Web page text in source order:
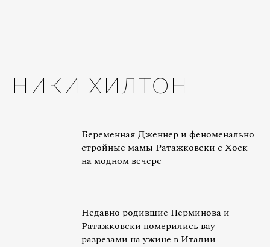
НИКИ ХИЛТОН
Беременная Дженнер и феноменально
стройные мамы Ратажковски с Хоск
на модном вечере
Недавно родившие Перминова и
Ратажковски померились вау-
разрезами на ужине в Италии